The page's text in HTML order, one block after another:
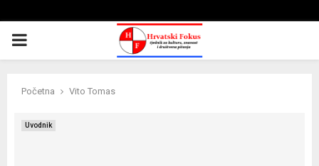
PRIMARY
Početna Vito Tomas
Uvodnik